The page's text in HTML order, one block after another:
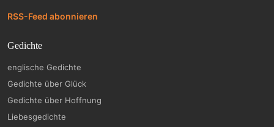
RSS-Feed abonnieren
Gedichte
englische Gedichte
Gedichte über Glück
Gedichte über Hoffnung
Liebesgedichte